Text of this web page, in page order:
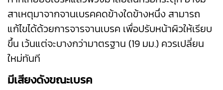
สาเหตุมาจากจานเบรคคดข้างใดข้างหนึ่ง สามารถ
แก้ไขได้ด้วยการจารจานเบรค เพื่อปรับหน้าผิวให้เรียบ
ขึ้น เว้นแต่จะบางกว่ามาตรฐาน (19 มม.) ควรเปลี่ยน
ใหม่ทันที
มีเสียงดังขณะเบรค